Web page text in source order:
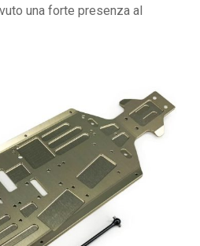
una forte presenza al